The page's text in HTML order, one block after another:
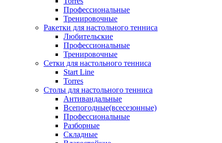
Профессиональные
Тренировочные
Ракетки для настольного тенниса
Любительские
Профессиональные
Тренировочные
Сетки для настольного тенниса
Start Line
Torres
Столы для настольного тенниса
Антивандальные
Всепогодные(всесезонные)
Профессиональные
Разборные
Складные